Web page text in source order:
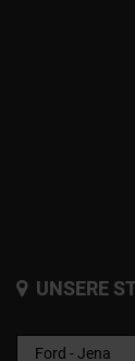
UNSERE